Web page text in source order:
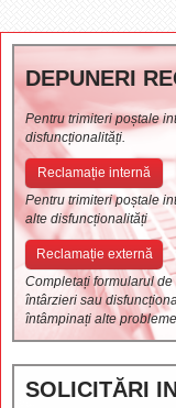
DEPUNERI
Pentru trimiteri poștale
disfuncționalități.
Reclamație internă
Pentru trimiteri poștale
alte disfuncționalități
Reclamație externă
Completați formularul
întârzieri sau
întâmpinați alte
SOLICITĂRI